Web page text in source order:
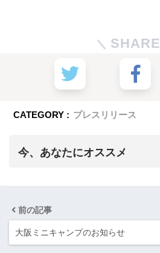
SHARE
CATEGORY : プレスリリース
今、あなたにオススメ
前の記事
大阪ミニキャンプのお知らせ